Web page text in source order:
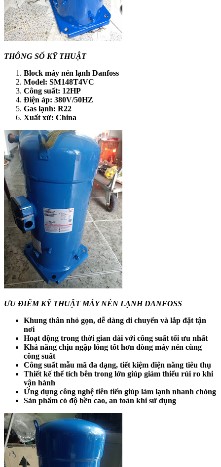
THÔNG SỐ KỸ THUẬT
Block máy nén lạnh Danfoss
Model: SM148T4VC
Công suất: 12HP
Điện áp: 380V/50HZ
Gas lạnh: R22
Xuất xứ: China
ƯU ĐIỂM KỸ THUẬT MÁY NÉN LẠNH DANFOSS
Khung thân nhỏ gọn, dễ dàng di chuyển và lắp đặt tận
nơi
Hoạt động trong thời gian dài với công suất tối ưu nhất
Khả năng chịu ngập lỏng tốt hơn dòng máy nén cùng
công suất
Công suất mẫu mã đa dạng, tiết kiệm điện năng tiêu thụ
Thiết kế thể tích bên trong lớn giúp giảm thiểu rủi ro khi
vận hành
Ứng dụng công nghệ tiên tiến giúp làm lạnh nhanh chóng
Sản phẩm có độ bền cao, an toàn khi sử dụng